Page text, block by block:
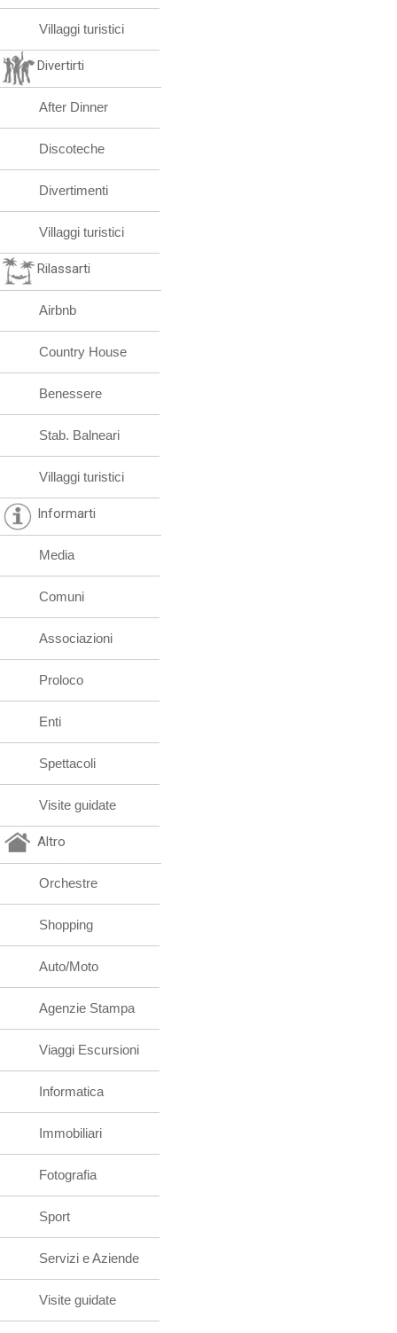
Villaggi turistici
Divertirti
After Dinner
Discoteche
Divertimenti
Villaggi turistici
Rilassarti
Airbnb
Country House
Benessere
Stab. Balneari
Villaggi turistici
Informarti
Media
Comuni
Associazioni
Proloco
Enti
Spettacoli
Visite guidate
Altro
Orchestre
Shopping
Auto/Moto
Agenzie Stampa
Viaggi Escursioni
Informatica
Immobiliari
Fotografia
Sport
Servizi e Aziende
Visite guidate